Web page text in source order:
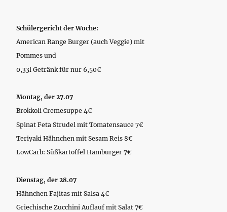
Schülergericht der Woche:
American Range Burger (auch Veggie) mit
Pommes und
0,33l Getränk für nur 6,50€
Montag, der 27.07
Brokkoli Cremesuppe 4€
Spinat Feta Strudel mit Tomatensauce 7€
Teriyaki Hähnchen mit Sesam Reis 8€
LowCarb: Süßkartoffel Hamburger 7€
Dienstag, der 28.07
Hähnchen Fajitas mit Salsa 4€
Griechische Zucchini Auflauf mit Salat 7€